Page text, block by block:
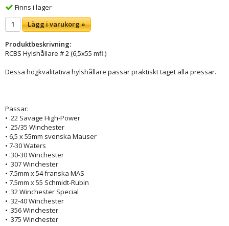
Finns i lager
Lägg i varukorg »
Produktbeskrivning:
RCBS Hylshållare # 2 (6,5x55 mfl.)
Dessa högkvalitativa hylshållare passar praktiskt taget alla pressar.
Passar:
• .22 Savage High-Power
• .25/35 Winchester
• 6,5 x 55mm svenska Mauser
• 7-30 Waters
• .30-30 Winchester
• .307 Winchester
• 7.5mm x 54 franska MAS
• 7.5mm x 55 Schmidt-Rubin
• .32 Winchester Special
• .32-40 Winchester
• .356 Winchester
• .375 Winchester